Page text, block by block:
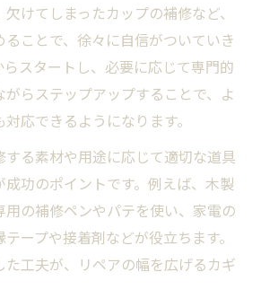
けてしまったカップの補修など、
ことで、徐々に自信がついていき
らスタートし、必要に応じて専門的
らステップアップすることで、よ
応できるようになります。
する素材や用途に応じて適切な道具
功のポイントです。例えば、木製
の補修ペンやパテを使い、家電の
ープや接着剤などが役立ちます。
工夫が、リペアの幅を広げるカギ